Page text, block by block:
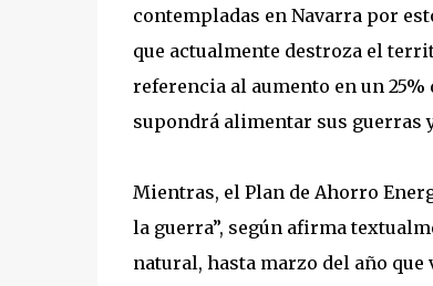
contempladas en Navarra por
que actualmente destroza el
referencia al aumento en un
supondrá alimentar sus guerras
Mientras, el Plan de Ahorro
la guerra”, según afirma
natural, hasta marzo del año que